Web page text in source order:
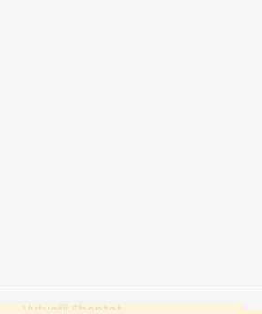
Vytvořil Shoptet